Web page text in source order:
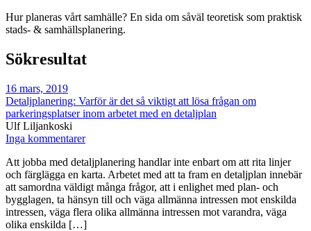
Hur planeras vårt samhälle? En sida om såväl teoretisk som praktisk
stads- & samhällsplanering.
Sökresultat
16 mars, 2019
Detaljplanering: Varför är det så viktigt att lösa frågan om
parkeringsplatser inom arbetet med en detaljplan
Ulf Liljankoski
Inga kommentarer
Att jobba med detaljplanering handlar inte enbart om att rita linjer
och färglägga en karta. Arbetet med att ta fram en detaljplan innebär
att samordna väldigt många frågor, att i enlighet med plan- och
bygglagen, ta hänsyn till och väga allmänna intressen mot enskilda
intressen, väga flera olika allmänna intressen mot varandra, väga
olika enskilda […]